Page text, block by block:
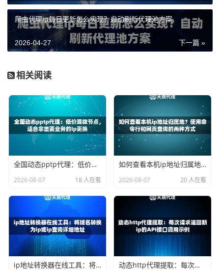
通过包管理器安装nginx。在CentOS系统上，命令如下：
sudo yum install epel-release -y
第二步：配置nginx正向代理
nginx默认不支持正向代理，需要加载一个第三方模块ngx_h
ttp_proxy_connect_module
。但由于从源码编译模块较
为复杂，我们采用一个更简单的替代方案：使用stream模
块实现TCP层的转发。
编辑nginx的主配置文件 /etc/nginx/nginx.conf ，在
配置块之外，添加以下内容：
stream {
    server {
爬虫代理ip每日更新怎么实现？自动刷新代理池方案
下一篇 »
2026-04-27
相关阅读
全国动态pptp代理：低价混拨节点，适合非重要业务的ip更换
2026-08-07 18 人在看
如何查看本机ip地址归属地？使用命令行和网页查询的两种方式
2026-08-07 20 人在看
ip地址转换器在线工具：将域名转换为ip或ip查询详细地址 动态http代理提取：每次请求返回新ip的API接口调用示例